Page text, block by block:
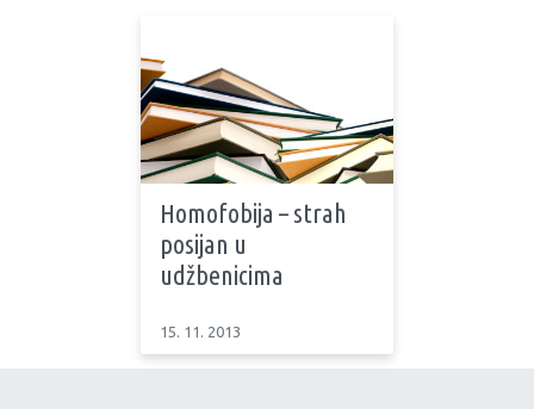
Homofobija – strah
posijan u
udžbenicima
15. 11. 2013